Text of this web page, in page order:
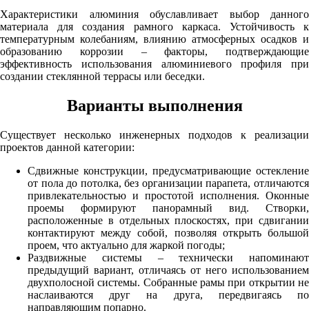
Характеристики алюминия обуславливает выбор данного
материала для создания рамного каркаса. Устойчивость к
температурным колебаниям, влиянию атмосферных осадков и
образованию коррозии – факторы, подтверждающие
эффективность использования алюминиевого профиля при
создании стеклянной террасы или беседки.
Варианты выполнения
Существует несколько инженерных подходов к реализации
проектов данной категории:
Сдвижные конструкции, предусматривающие остекление
от пола до потолка, без организации парапета, отличаются
привлекательностью и простотой исполнения. Оконные
проемы формируют панорамный вид. Створки,
расположенные в отдельных плоскостях, при сдвигании
контактируют между собой, позволяя открыть большой
проем, что актуально для жаркой погоды;
Раздвижные системы – технически напоминают
предыдущий вариант, отличаясь от него использованием
двухполосной системы. Собранные рамы при открытии не
наслаиваются друг на друга, передвигаясь по
направляющим попарно.